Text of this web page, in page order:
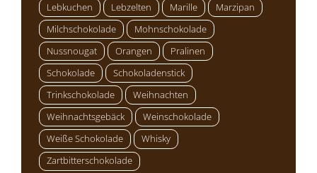
Lebkuchen
Lebzelten Marille
Marzipan
Milchschokolade
Mohnschokolade
Nussnougat
Orangen
Pralinen
Schokolade
Schokoladenstick
Trinkschokolade
Weihnachten
Weihnachtsgebäck
Weinschokolade
Weiße Schokolade
Whisky
Zartbitterschokolade